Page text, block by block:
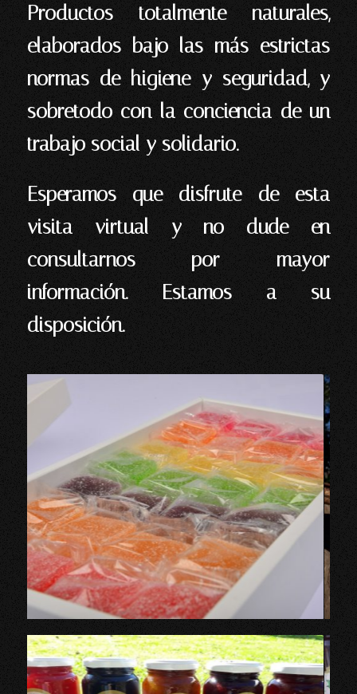
Productos totalmente naturales,
elaborados bajo las más estrictas
normas de higiene y seguridad, y
sobretodo con la conciencia de un
trabajo social y solidario.
Esperamos que disfrute de esta
visita virtual y no dude en
consultarnos por mayor
información. Estamos a su
disposición.